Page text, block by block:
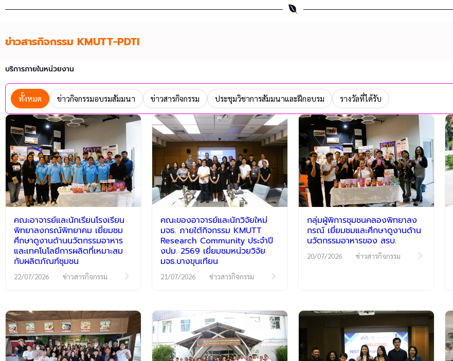
ข่าวสารกิจกรรม KMUTT-PDTI
บริการภายในหน่วยงาน
ทั้งหมด ข่าวกิจกรรมอบรมสัมมนา ข่าวสารกิจกรรม ประชุมวิชาการสัมมนาและฝึกอบรม รางวัลที่ได้รับ
คณะอาจารย์และนักเรียนโรงเรียน
พิทยาลงกรณ์พิทยาคม เยี่ยมชม
ศึกษาดูงานด้านนวัตกรรมอาหาร
และเทคโนโลยีการผลิตที่เหมาะสม
กับผลิตภัณฑ์ชุมชน
22/07/2026 ข่าวสารกิจกรรม
คณะของอาจารย์และนักวิจัยใหม่
มจธ. ภายใต้กิจกรรม KMUTT
Research Community ประจำปี
งปม. 2569 เยี่ยมชมหน่วยวิจัย
มจธ.บางขุนเทียน
21/07/2026 ข่าวสารกิจกรรม
กลุ่มผู้พิการชุมชนคลองพิทยาลง
กรณ์ เยี่ยมชมและศึกษาดูงานด้าน
นวัตกรรมอาหารของ สรบ.
20/07/2026 ข่าวสารกิจกรรม